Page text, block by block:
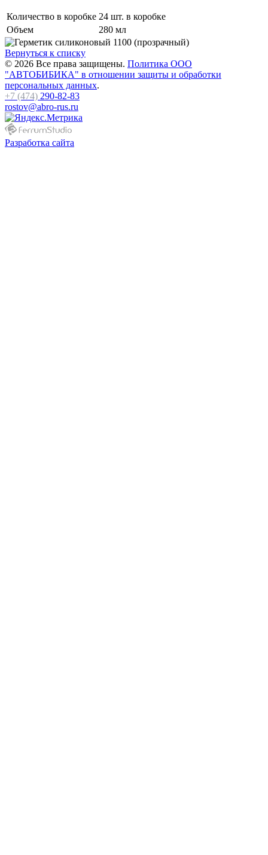
Количество в коробке 24 шт. в коробке
Объем
280 мл
Вернуться к списку
© 2026 Все права защищены. Политика ООО
"АВТОБИБИКА" в отношении защиты и обработки
персональных данных.
+7 (474) 290-82-83
rostov@abro-rus.ru
Разработка сайта